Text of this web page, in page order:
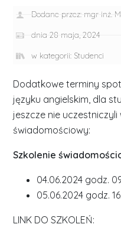
Dodane przez: mgr inż.
dnia 28 maja, 2024
w kategorii: Studenci
Dodatkowe terminy
języku angielskim, dla
jeszcze nie
świadomościowy:
Szkolenie
04.06.2024 godz.
05.06.2024 godz.
LINK DO SZKOLEŃ: